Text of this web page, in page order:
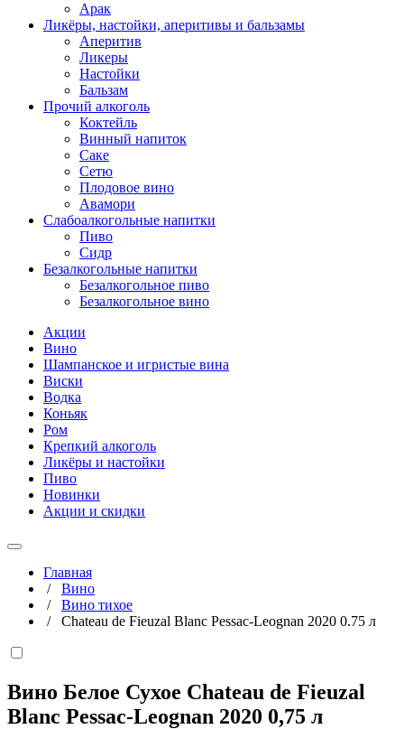
Арак
Ликёры, настойки, аперитивы и бальзамы
Аперитив
Ликеры
Настойки
Бальзам
Прочий алкоголь
Коктейль
Винный напиток
Саке
Сетю
Плодовое вино
Авамори
Слабоалкогольные напитки
Пиво
Сидр
Безалкогольные напитки
Безалкогольное пиво
Безалкогольное вино
Акции
Вино
Шампанское и игристые вина
Виски
Водка
Коньяк
Ром
Крепкий алкоголь
Ликёры и настойки
Пиво
Новинки
Акции и скидки
Главная
/ Вино
/ Вино тихое
/ Chateau de Fieuzal Blanc Pessac-Leognan 2020 0.75 л
Вино Белое Сухое Chateau de Fieuzal
Blanc Pessac-Leognan 2020 0,75 л